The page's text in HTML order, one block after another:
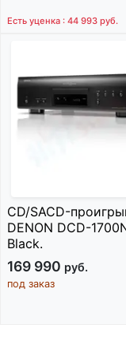
Есть уценка : 44 993 руб.
CD/SACD-
DENON DCD-
Black.
169 990 руб.
под заказ